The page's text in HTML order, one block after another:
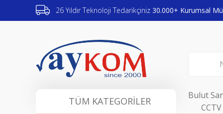
26 Yıldır Teknoloji Tedarikçiniz 30.000+ Kurumsal
TÜM KATEGORİLER Bulut